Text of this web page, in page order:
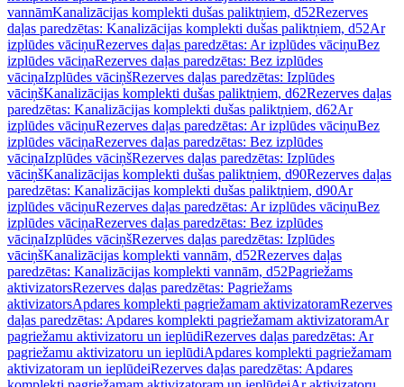
vannāmKanalizācijas komplekti dušas paliktņiem, d52Rezerves
daļas paredzētas: Kanalizācijas komplekti dušas paliktņiem, d52Ar
izplūdes vāciņuRezerves daļas paredzētas: Ar izplūdes vāciņuBez
izplūdes vāciņaRezerves daļas paredzētas: Bez izplūdes
vāciņaIzplūdes vāciņšRezerves daļas paredzētas: Izplūdes
vāciņšKanalizācijas komplekti dušas paliktņiem, d62Rezerves daļas
paredzētas: Kanalizācijas komplekti dušas paliktņiem, d62Ar
izplūdes vāciņuRezerves daļas paredzētas: Ar izplūdes vāciņuBez
izplūdes vāciņaRezerves daļas paredzētas: Bez izplūdes
vāciņaIzplūdes vāciņšRezerves daļas paredzētas: Izplūdes
vāciņšKanalizācijas komplekti dušas paliktņiem, d90Rezerves daļas
paredzētas: Kanalizācijas komplekti dušas paliktņiem, d90Ar
izplūdes vāciņuRezerves daļas paredzētas: Ar izplūdes vāciņuBez
izplūdes vāciņaRezerves daļas paredzētas: Bez izplūdes
vāciņaIzplūdes vāciņšRezerves daļas paredzētas: Izplūdes
vāciņšKanalizācijas komplekti vannām, d52Rezerves daļas
paredzētas: Kanalizācijas komplekti vannām, d52Pagriežams
aktivizatorsRezerves daļas paredzētas: Pagriežams
aktivizatorsApdares komplekti pagriežamam aktivizatoramRezerves
daļas paredzētas: Apdares komplekti pagriežamam aktivizatoramAr
pagriežamu aktivizatoru un ieplūdiRezerves daļas paredzētas: Ar
pagriežamu aktivizatoru un ieplūdiApdares komplekti pagriežamam
aktivizatoram un ieplūdeiRezerves daļas paredzētas: Apdares